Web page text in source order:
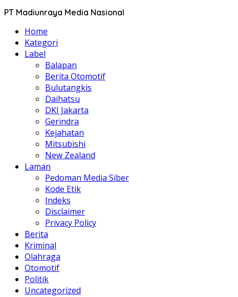
PT Madiunraya Media Nasional
Home
Kategori
Label
Balapan
Berita Otomotif
Bulutangkis
Daihatsu
DKI Jakarta
Gerindra
Kejahatan
Mitsubishi
New Zealand
Laman
Pedoman Media Siber
Kode Etik
Indeks
Disclaimer
Privacy Policy
Berita
Kriminal
Olahraga
Otomotif
Politik
Uncategorized